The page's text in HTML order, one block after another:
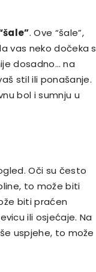
. Ove “šale”,
vas neko dočeka s
dosadno… na
stil ili ponašanje.
bol i sumnju u
Oči su često
to može biti
biti praćen
ili osjećaje. Na
uspjehe, to može